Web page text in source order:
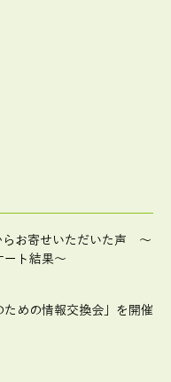
お寄せいただいた声 ～
ート結果～
めの情報交換会」を開催